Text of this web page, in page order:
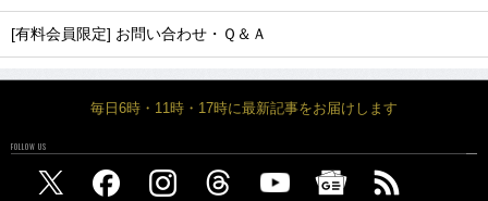
[有料会員限定] お問い合わせ・Ｑ＆Ａ
毎日6時・11時・17時に最新記事をお届けします
FOLLOW US